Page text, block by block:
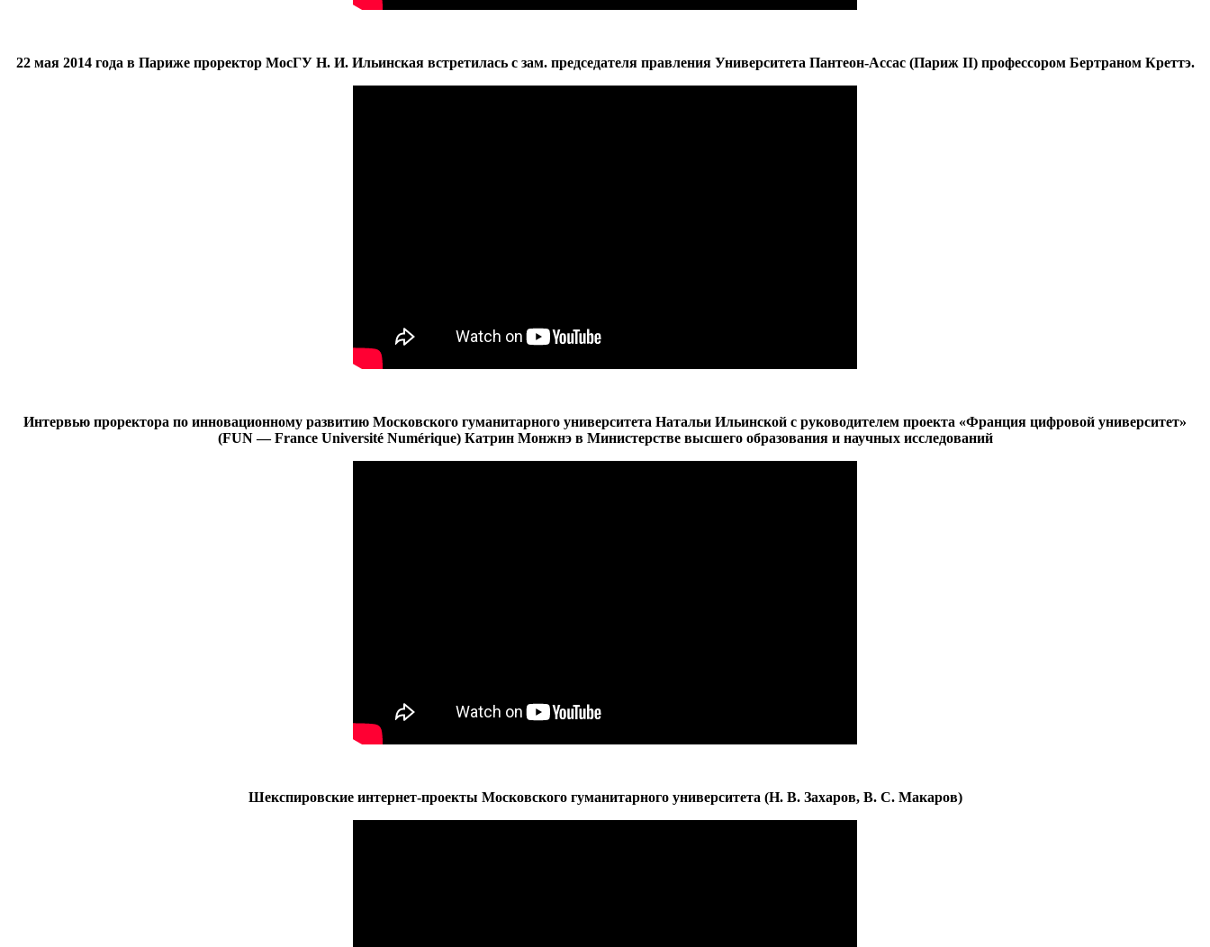
22 мая 2014 года в Париже проректор МосГУ Н. И. Ильинская встретилась с зам. председателя правления Университета Пантеон-Ассас (Париж II) профессором Бертраном Креттэ.
Интервью проректора по инновационному развитию Московского гуманитарного университета Натальи Ильинской с руководителем проекта «Франция цифровой университет»
(FUN — France Université Numérique) Катрин Монжнэ в Министерстве высшего образования и научных исследований
Шекспировские интернет-проекты Московского гуманитарного университета (Н. В. Захаров, В. С. Макаров)